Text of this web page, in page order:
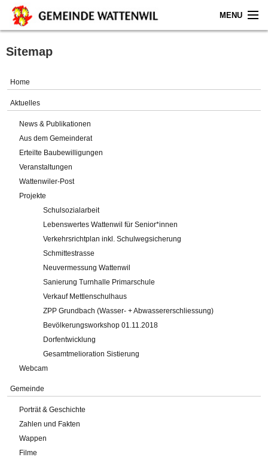
MENU
Home
Gemeinde
Verwaltung
Online-Service
Impressum
Sitemap
Home
Aktuelles
News & Publikationen
Aus dem Gemeinderat
Erteilte Baubewilligungen
Veranstaltungen
Wattenwiler-Post
Projekte
Schulsozialarbeit
Lebenswertes Wattenwil für Senior*innen
Verkehrsrichtplan inkl. Schulwegsicherung
Schmittestrasse
Neuvermessung Wattenwil
Sanierung Turnhalle Primarschule
Verkauf Mettlenschulhaus
ZPP Grundbach (Wasser- + Abwassererschliessung)
Bevölkerungsworkshop 01.11.2018
Dorfentwicklung
Gesamtmelioration Sistierung
Webcam
Gemeinde
Porträt & Geschichte
Zahlen und Fakten
Wappen
Filme